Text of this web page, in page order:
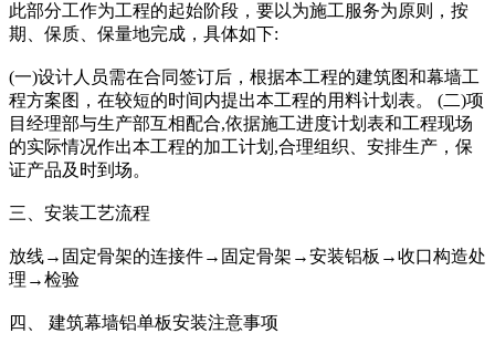
此部分工作为工程的起始阶段，要以为施工服务为原则，按
期、保质、保量地完成，具体如下:
(一)设计人员需在合同签订后，根据本工程的建筑图和幕墙工
程方案图，在较短的时间内提出本工程的用料计划表。 (二)项
目经理部与生产部互相配合,依据施工进度计划表和工程现场
的实际情况作出本工程的加工计划,合理组织、安排生产，保
证产品及时到场。
三、安装工艺流程
放线→固定骨架的连接件→固定骨架→安装铝板→收口构造处
理→检验
四、 建筑幕墙铝单板安装注意事项